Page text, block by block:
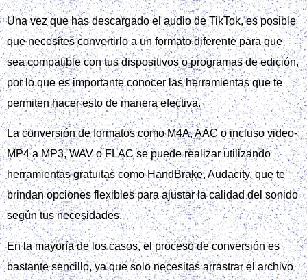
Una vez que has descargado el audio de TikTok, es posible
que necesites convertirlo a un formato diferente para que
sea compatible con tus dispositivos o programas de edición,
por lo que es importante conocer las herramientas que te
permiten hacer esto de manera efectiva.
La conversión de formatos como M4A, AAC o incluso video-
MP4 a MP3, WAV o FLAC se puede realizar utilizando
herramientas gratuitas como HandBrake, Audacity, que te
brindan opciones flexibles para ajustar la calidad del sonido
según tus necesidades.
En la mayoría de los casos, el proceso de conversión es
bastante sencillo, ya que solo necesitas arrastrar el archivo